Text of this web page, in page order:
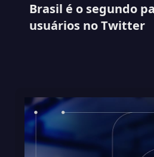
Brasil é o segundo
usuários no Twitter